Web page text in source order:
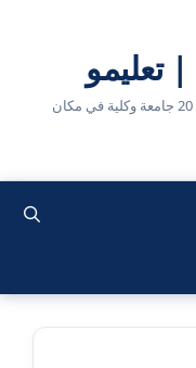
بوابة الأخبار الأكاديمية العراقية — أكثر من 20 جامعة وكلية في مكان